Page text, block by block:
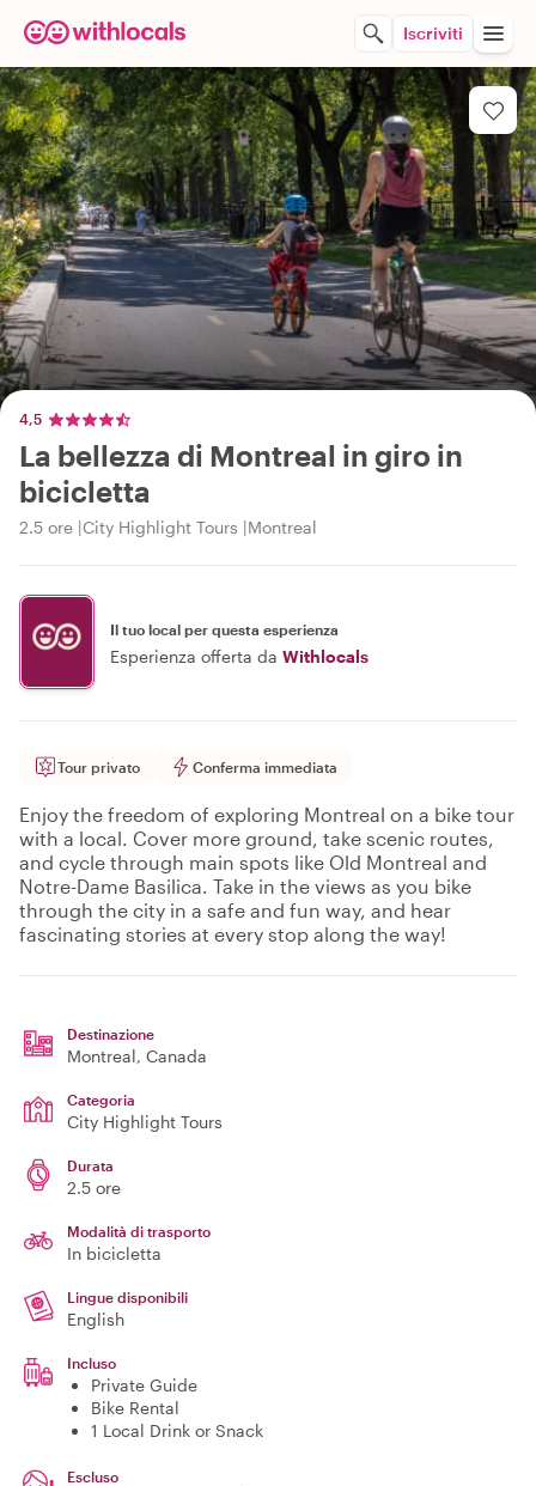
Iscriviti
4,5
La bellezza di Montreal in giro in
bicicletta
2.5 ore City Highlight Tours Montreal
Il tuo local per questa esperienza
Esperienza offerta da Withlocals
Tour privato Conferma immediata
Enjoy the freedom of exploring Montreal on a bike tour
with a local. Cover more ground, take scenic routes,
and cycle through main spots like Old Montreal and
Notre-Dame Basilica. Take in the views as you bike
through the city in a safe and fun way, and hear
fascinating stories at every stop along the way!
Destinazione
Montreal, Canada
Categoria
City Highlight Tours
Durata
2.5 ore
Modalità di trasporto
In bicicletta
Lingue disponibili
English
Incluso
Private Guide
Bike Rental
1 Local Drink or Snack
Escluso